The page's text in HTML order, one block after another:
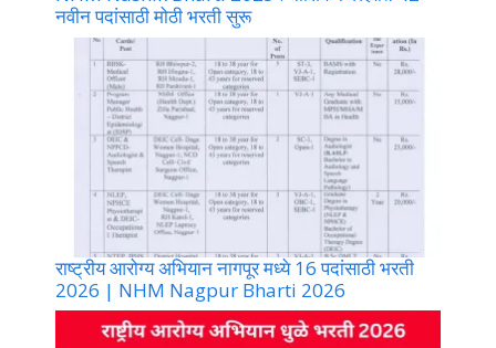
नवीन पदांसाठी मोठी भरती सुरू
राष्ट्रीय आरोग्य अभियान नागपूर मध्ये 16 पदांसाठी भरती
2026 | NHM Nagpur Bharti 2026